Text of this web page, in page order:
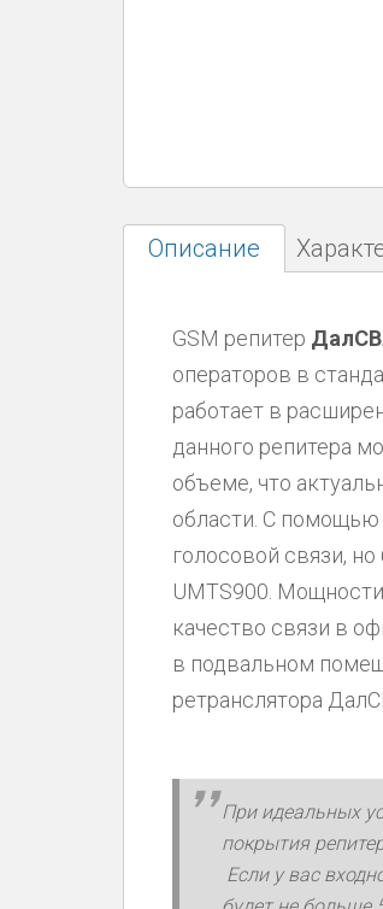
Описание
GSM репитер
операторов в
работает в
данного репитера
объеме, что
области. С помощью
голосовой связи, но
UMTS900.
качество связи в
в подвальном
ретранслятора
При идеальных
покрытия
Если у вас